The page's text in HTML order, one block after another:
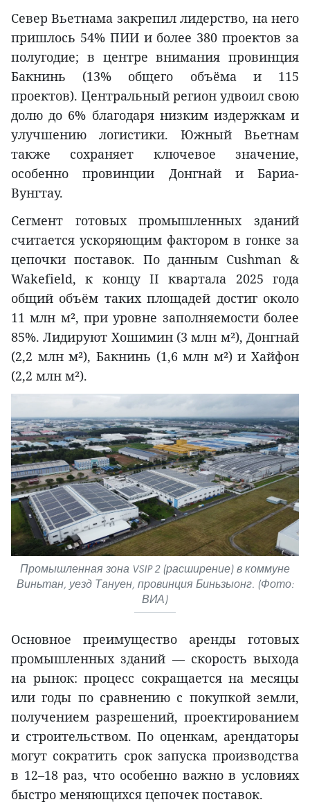
Север Вьетнама закрепил лидерство, на него
пришлось 54% ПИИ и более 380 проектов за
полугодие; в центре внимания провинция
Бакнинь (13% общего объёма и 115
проектов). Центральный регион удвоил свою
долю до 6% благодаря низким издержкам и
улучшению логистики. Южный Вьетнам
также сохраняет ключевое значение,
особенно провинции Донгнай и Бариа-
Вунгтау.
Сегмент готовых промышленных зданий
считается ускоряющим фактором в гонке за
цепочки поставок. По данным Cushman &
Wakefield, к концу II квартала 2025 года
общий объём таких площадей достиг около
11 млн м², при уровне заполняемости более
85%. Лидируют Хошимин (3 млн м²), Донгнай
(2,2 млн м²), Бакнинь (1,6 млн м²) и Хайфон
(2,2 млн м²).
Промышленная зона VSIP 2 (расширение) в коммуне
Виньтан, уезд Тануен, провинция Биньзыонг. (Фото:
ВИА)
Основное преимущество аренды готовых
промышленных зданий — скорость выхода
на рынок: процесс сокращается на месяцы
или годы по сравнению с покупкой земли,
получением разрешений, проектированием
и строительством. По оценкам, арендаторы
могут сократить срок запуска производства
в 12–18 раз, что особенно важно в условиях
быстро меняющихся цепочек поставок.